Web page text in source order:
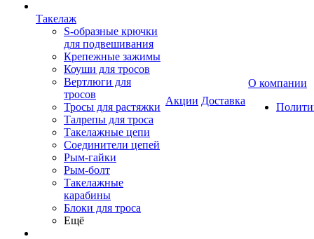
Такелаж
S-образные крючки
для подвешивания
Крепежные зажимы
Коуши для тросов
Вертлюги для
тросов
Тросы для растяжки
Талрепы для троса
Такелажные цепи
Соединители цепей
Рым-гайки
Рым-болт
Такелажные
карабины
Блоки для троса
Ещё
Акции Доставка
О компании